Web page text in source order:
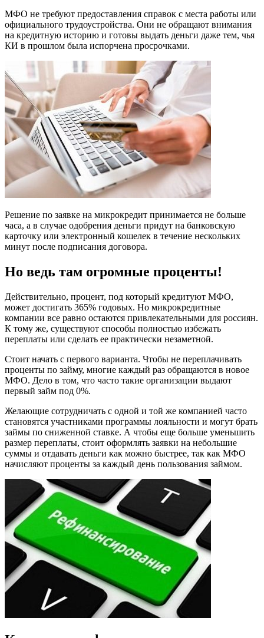
МФО не требуют предоставления справок с места работы или
официального трудоустройства. Они не обращают внимания
на кредитную историю и готовы выдать деньги даже тем, чья
КИ в прошлом была испорчена просрочками.
Решение по заявке на микрокредит принимается не больше
часа, а в случае одобрения деньги придут на банковскую
карточку или электронный кошелек в течение нескольких
минут после подписания договора.
Но ведь там огромные проценты!
Действительно, процент, под который кредитуют МФО,
может достигать 365% годовых. Но микрокредитные
компании все равно остаются привлекательными для россиян.
К тому же, существуют способы полностью избежать
переплаты или сделать ее практически незаметной.
Стоит начать с первого варианта. Чтобы не переплачивать
проценты по займу, многие каждый раз обращаются в новое
МФО. Дело в том, что часто такие организации выдают
первый займ под 0%.
Желающие сотрудничать с одной и той же компанией часто
становятся участниками программы лояльности и могут брать
займы по сниженной ставке. А чтобы еще больше уменьшить
размер переплаты, стоит оформлять заявки на небольшие
суммы и отдавать деньги как можно быстрее, так как МФО
начисляют проценты за каждый день пользования займом.